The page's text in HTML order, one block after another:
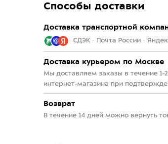
Способы доставки
Доставка транспортной
СДЭК · Почта России ·
Доставка курьером по Москве
Мы доставляем заказы в течение 1-
интернет-магазина при
Возврат
В течение 14 дней можно вернуть